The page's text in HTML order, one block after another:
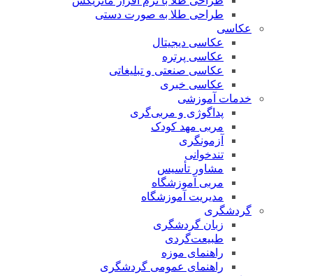
طراحی طلا به صورت دستی
عکاسی
عکاسی دیجیتال
عکاسی پرتره
عکاسی صنعتی و تبلیغاتی
عکاسی خبری
خدمات آموزشی
پداگوژی و مربی‌گری
مربی مهد کودک
آزمونگری
تندخوانی
مشاور تأسیس
مربی آموزشگاه
مدیریت آموزشگاه
گردشگری
زبان گردشگری
طبیعت‌گردی
راهنمای موزه
راهنمای عمومی گردشگری